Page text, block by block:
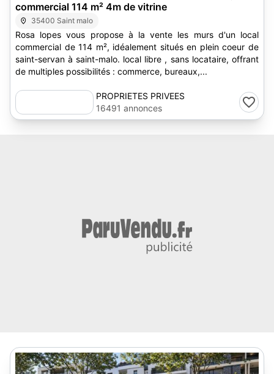
commercial 114 m² 4m de vitrine
35400 Saint malo
Rosa lopes vous propose à la vente les murs d'un local
commercial de 114 m², idéalement situés en plein coeur de
saint-servan à saint-malo. local libre , sans locataire, offrant
de multiples possibilités : commerce, bureaux,...
PROPRIETES PRIVEES
16491 annonces